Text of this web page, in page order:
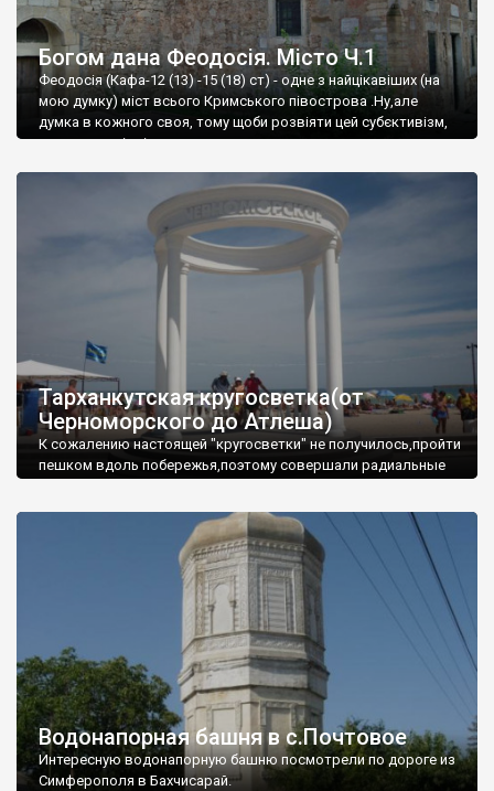
Богом дана Феодосія. Місто Ч.1
Феодосія (Кафа-12 (13) -15 (18) ст) - одне з найцікавіших (на
мою думку) міст всього Кримського півострова .Ну,але
думка в кожного своя, тому щоби розвіяти цей субєктивізм,
запрошую відвідати це
Тарханкутская кругосветка(от
Черноморского до Атлеша)
К сожалению настоящей "кругосветки" не получилось,пройти
пешком вдоль побережья,поэтому совершали радиальные
Водонапорная башня в с.Почтовое
Интересную водонапорную башню посмотрели по дороге из
Симферополя в Бахчисарай.